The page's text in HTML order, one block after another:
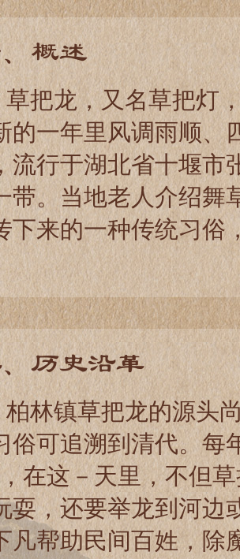
概述
把龙，又名草把灯
的一年里风调雨顺、
流行于湖北省十堰市
带。当地老人介绍舞
下来的一种传统习俗
历史沿革
林镇草把龙的源头
俗可追溯到清代。每
在这－天里，不但
耍，还要举龙到河边
凡帮助民间百姓，除